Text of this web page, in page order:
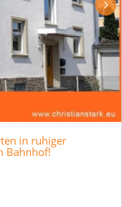
in ruhiger
Bahnhof!